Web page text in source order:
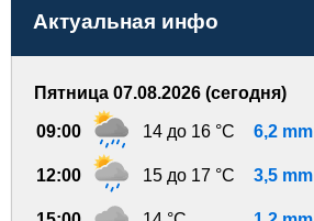
Актуальная инфо
Пятница 07.08.2026 (сегодня)
09:00 14 до 16 °C 6,2 mm
12:00 15 до 17 °C 3,5 mm